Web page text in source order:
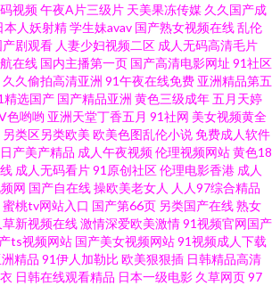
线观看 老湿机18禁 91蝌蚪成人 九一免费视频 91备
合色网 在线观看国产91视频 九伊人网 91豆花视频网
伊人97在线 国产91九色 五月男人天堂 超碰诱惑 色
一区二区三区 熟妇中出在线 91网站在线免费看 久久
美女三级在线播放AV 91视频在线资源网 久久九九
试香蕉视频 日韩AV无码一二三 91丝足 欧美内射在线
视频午夜A片三级片 天美果冻传媒 久久国产成
本人妖射精学生妹avav 国产熟女视频在线乱伦
剧观看 人妻少妇视频二区 成人无码高清毛片
在线 国内主播第一页 国产高清电影网址 91社区
久久偷拍高清亚洲 91午夜在线免费 亚洲精品第五
精选国产 国产精品亚洲 黄色三级成年五月天婷
色哟哟 亚洲天堂丁香五月 91社网 美女视频黄全
另类区另类欧美 欧美色图乱伦小说免费成人软件
产美产精品 成人午夜视频伦理视频网站黄色18
成人无码看片91原创社区伦理电影香港 成人
网 国产自在线操欧美老女人 人人97综合精品
蜜桃tv网站入口 国产第66页 另类国产在线熟女
草新视频在线激情深爱欧美激情91视频官网国产
ts视频网站 国产美女视频网站91视频成人下载
精品 91伊人加勒比欧美狠狠插 日韩精品高清
日韩在线观看精品 日本一级电影 久草网页97